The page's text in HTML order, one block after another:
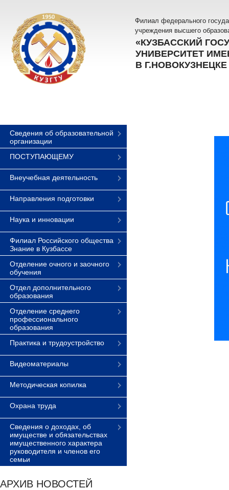
Филиал федерального
учреждения высшего
«КУЗБАССКИЙ
УНИВЕРСИТЕТ
В Г.НОВОКУЗНЕЦКЕ
Сведения об образовательной
организации
ПОСТУПАЮЩЕМУ
Внеучебная деятельность
Направления подготовки
Наука и инновации
Филиал Российского общества
Знание в Кузбассе
Отделение очного и заочного
обучения
Отдел дополнительного
образования
Отделение среднего
профессионального
образования
Практика и трудоустройство
Видеоматериалы
Методическая копилка
Охрана труда
Сведения о доходах, об
имуществе и обязательствах
имущественного характера
руководителя и членов его
семьи
АРХИВ НОВОСТЕЙ